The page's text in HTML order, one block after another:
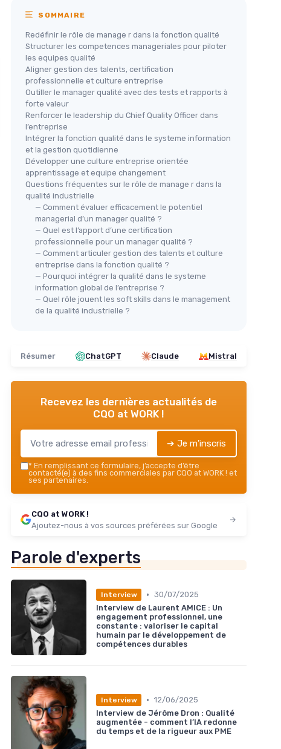
SOMMAIRE
Redéfinir le rôle de manage r dans la fonction qualité
Structurer les competences manageriales pour piloter
les equipes qualité
Aligner gestion des talents, certification
professionnelle et culture entreprise
Outiller le manager qualité avec des tests et rapports à
forte valeur
Renforcer le leadership du Chief Quality Officer dans
l’entreprise
Intégrer la fonction qualité dans le systeme information
et la gestion quotidienne
Développer une culture entreprise orientée
apprentissage et equipe changement
Questions fréquentes sur le rôle de manage r dans la
qualité industrielle
— Comment évaluer efficacement le potentiel
managerial d’un manager qualité ?
— Quel est l’apport d’une certification
professionnelle pour un manager qualité ?
— Comment articuler gestion des talents et culture
entreprise dans la fonction qualité ?
— Pourquoi intégrer la qualité dans le systeme
information global de l’entreprise ?
— Quel rôle jouent les soft skills dans le management
de la qualité industrielle ?
Résumer ChatGPT Claude Mistral
Recevez les dernières actualités de
CQO at WORK !
➔ Je m'inscris
* En remplissant ce formulaire, j’accepte d’être
contacté(e) à des fins commerciales par CQO at WORK ! et
ses partenaires.
CQO at WORK !
Ajoutez-nous à vos sources préférées sur Google
Parole d'experts
Interview • 30/07/2025
Interview de Laurent AMICE : Un
engagement professionnel, une
constante : valoriser le capital
humain par le développement de
compétences durables
Interview • 12/06/2025
Interview de Jérôme Dron : Qualité
augmentée - comment l’IA redonne
du temps et de la rigueur aux PME